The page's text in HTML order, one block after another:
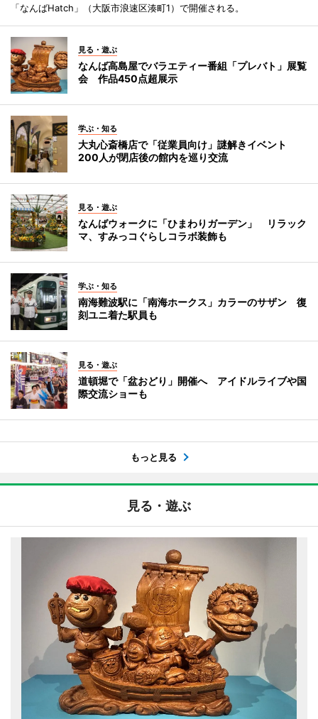
「なんばHatch」（大阪市浪速区湊町1）で開催される。
見る・遊ぶ
なんば高島屋でバラエティー番組「プレバト」展覧
会 作品450点超展示
学ぶ・知る
大丸心斎橋店で「従業員向け」謎解きイベント
200人が閉店後の館内を巡り交流
見る・遊ぶ
なんばウォークに「ひまわりガーデン」 リラック
マ、すみっコぐらしコラボ装飾も
学ぶ・知る
南海難波駅に「南海ホークス」カラーのサザン 復
刻ユニ着た駅員も
見る・遊ぶ
道頓堀で「盆おどり」開催へ アイドルライブや国
際交流ショーも
もっと見る
見る・遊ぶ